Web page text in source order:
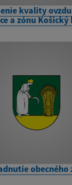
kvality
a zónu Košický